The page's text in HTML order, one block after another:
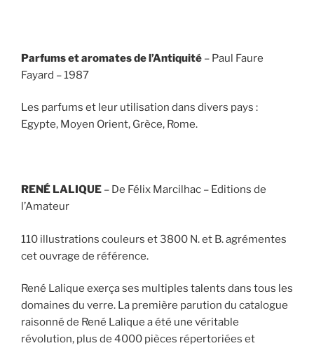
Parfums et aromates de l’Antiquité – Paul Faure
Fayard – 1987
Les parfums et leur utilisation dans divers pays :
Egypte, Moyen Orient, Grèce, Rome.
RENÉ LALIQUE – De Félix Marcilhac – Editions de
l’Amateur
110 illustrations couleurs et 3800 N. et B. agrémentes
cet ouvrage de référence.
René Lalique exerça ses multiples talents dans tous les
domaines du verre. La première parution du catalogue
raisonné de René Lalique a été une véritable
révolution, plus de 4000 pièces répertoriées et